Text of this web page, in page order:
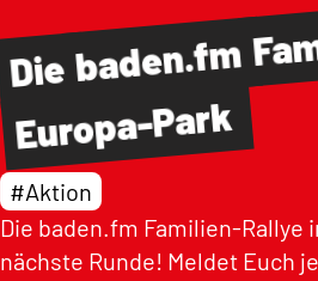
Die baden.fm
Europa-Park
#Aktion
Die baden.fm Familien-Rallye
nächste Runde! Meldet Euch